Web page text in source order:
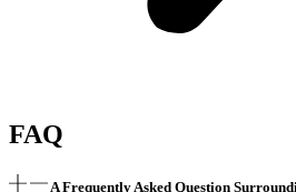
FAQ
A Frequently Asked Question